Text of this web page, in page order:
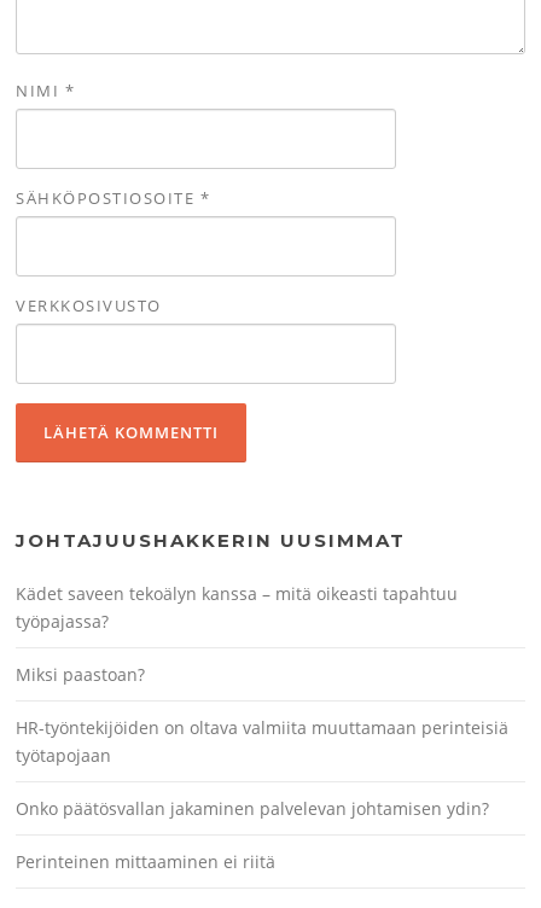
NIMI *
SÄHKÖPOSTIOSOITE *
VERKKOSIVUSTO
JOHTAJUUSHAKKERIN UUSIMMAT
Kädet saveen tekoälyn kanssa – mitä oikeasti tapahtuu
työpajassa?
Miksi paastoan?
HR-työntekijöiden on oltava valmiita muuttamaan perinteisiä
työtapojaan
Onko päätösvallan jakaminen palvelevan johtamisen ydin?
Perinteinen mittaaminen ei riitä